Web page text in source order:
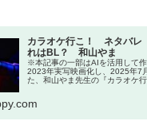
カラオケ行こ！ ネタバ
れはBL？ 和山やま
※本記事の一部はAIを活用して
2023年実写映画化し、2025年7
た、和山やま先生の『カラオケ